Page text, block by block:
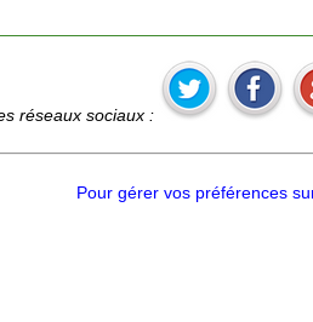
réseaux sociaux :
Pour gérer vos préférences